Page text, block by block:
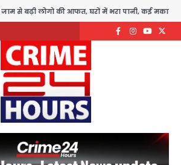
आफत, घरों में भरा पानी, कई मकान गिरने की कगार पर
FacebookInstagram
youtube